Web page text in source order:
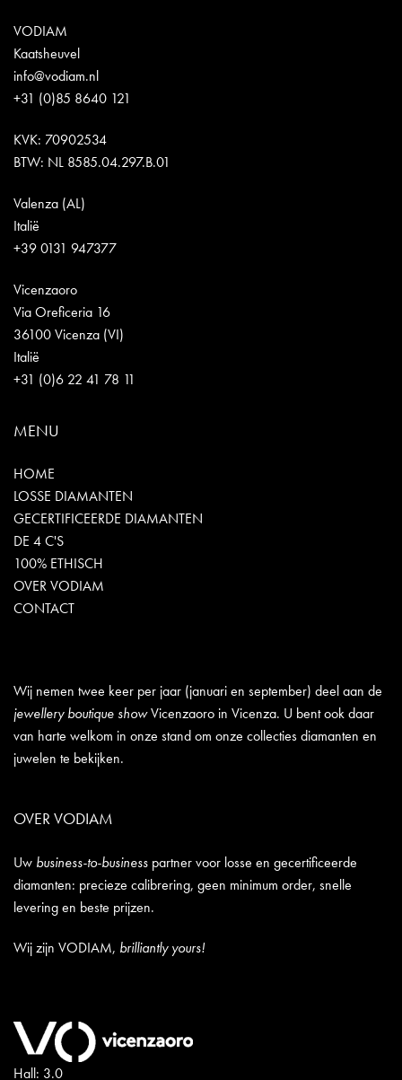
VODIAM
Kaatsheuvel
info@vodiam.nl
+31 (0)85 8640 121
KVK: 70902534
BTW: NL 8585.04.297.B.01
Valenza (AL)
Italië
+39 0131 947377
Vicenzaoro
Via Oreficeria 16
36100 Vicenza (VI)
Italië
+31 (0)6 22 41 78 11
MENU
HOME
LOSSE DIAMANTEN
GECERTIFICEERDE DIAMANTEN
DE 4 C'S
100% ETHISCH
OVER VODIAM
CONTACT
Wij nemen twee keer per jaar (januari en september) deel aan de
jewellery boutique showVicenzaoro in Vicenza. U bent ook daar
van harte welkom in onze stand om onze collecties diamanten en
juwelen te bekijken.
OVER VODIAM
Uw business-to-business partner voor losse en gecertificeerde
diamanten: precieze calibrering, geen minimum order, snelle
levering en beste prijzen.
Wij zijn VODIAM, brilliantly yours!
Hall: 3.0